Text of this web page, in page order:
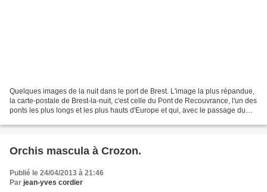
Quelques images de la nuit dans le port de Brest. L'image la plus répandue,
la carte-postale de Brest-la-nuit, c'est celle du Pont de Recouvrance, l'un des
ponts les plus longs et les plus hauts d'Europe et qui, avec le passage du
Orchis mascula à Crozon.
Publié le 24/04/2013 à 21:46
Par jean-yves cordier